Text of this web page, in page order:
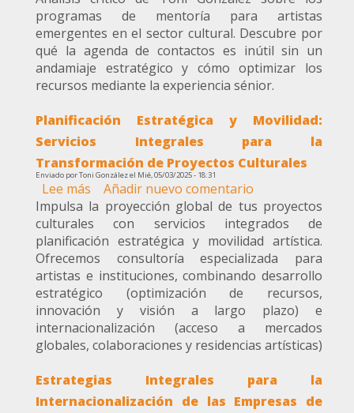
sobre
los
programas
de
mentorías
artistas
emergentes
programas de mentoría para artistas
emergentes en el sector cultural. Descubre por
qué la agenda de contactos es inútil sin un
andamiaje estratégico y cómo optimizar los
recursos mediante la experiencia sénior.
Planificación Estratégica y Movilidad:
Servicios Integrales para la
Transformación de Proyectos Culturales
Enviado porToni Gonzálezel Mié, 05/03/2025 - 18:31
Lee más sobre
Planificación
Estratégica
y
Movilidad:
Servicios
Integrales
para
la
Transformación
Proyectos
Culturales
Añadir nuevo comentario
Impulsa la proyección global de tus proyectos
culturales con servicios integrados de
planificación estratégica y movilidad artística.
Ofrecemos consultoría especializada para
artistas e instituciones, combinando desarrollo
estratégico (optimización de recursos,
innovación y visión a largo plazo) e
internacionalización (acceso a mercados
globales, colaboraciones y residencias artísticas)
Estrategias Integrales para la
Internacionalización de las Empresas de